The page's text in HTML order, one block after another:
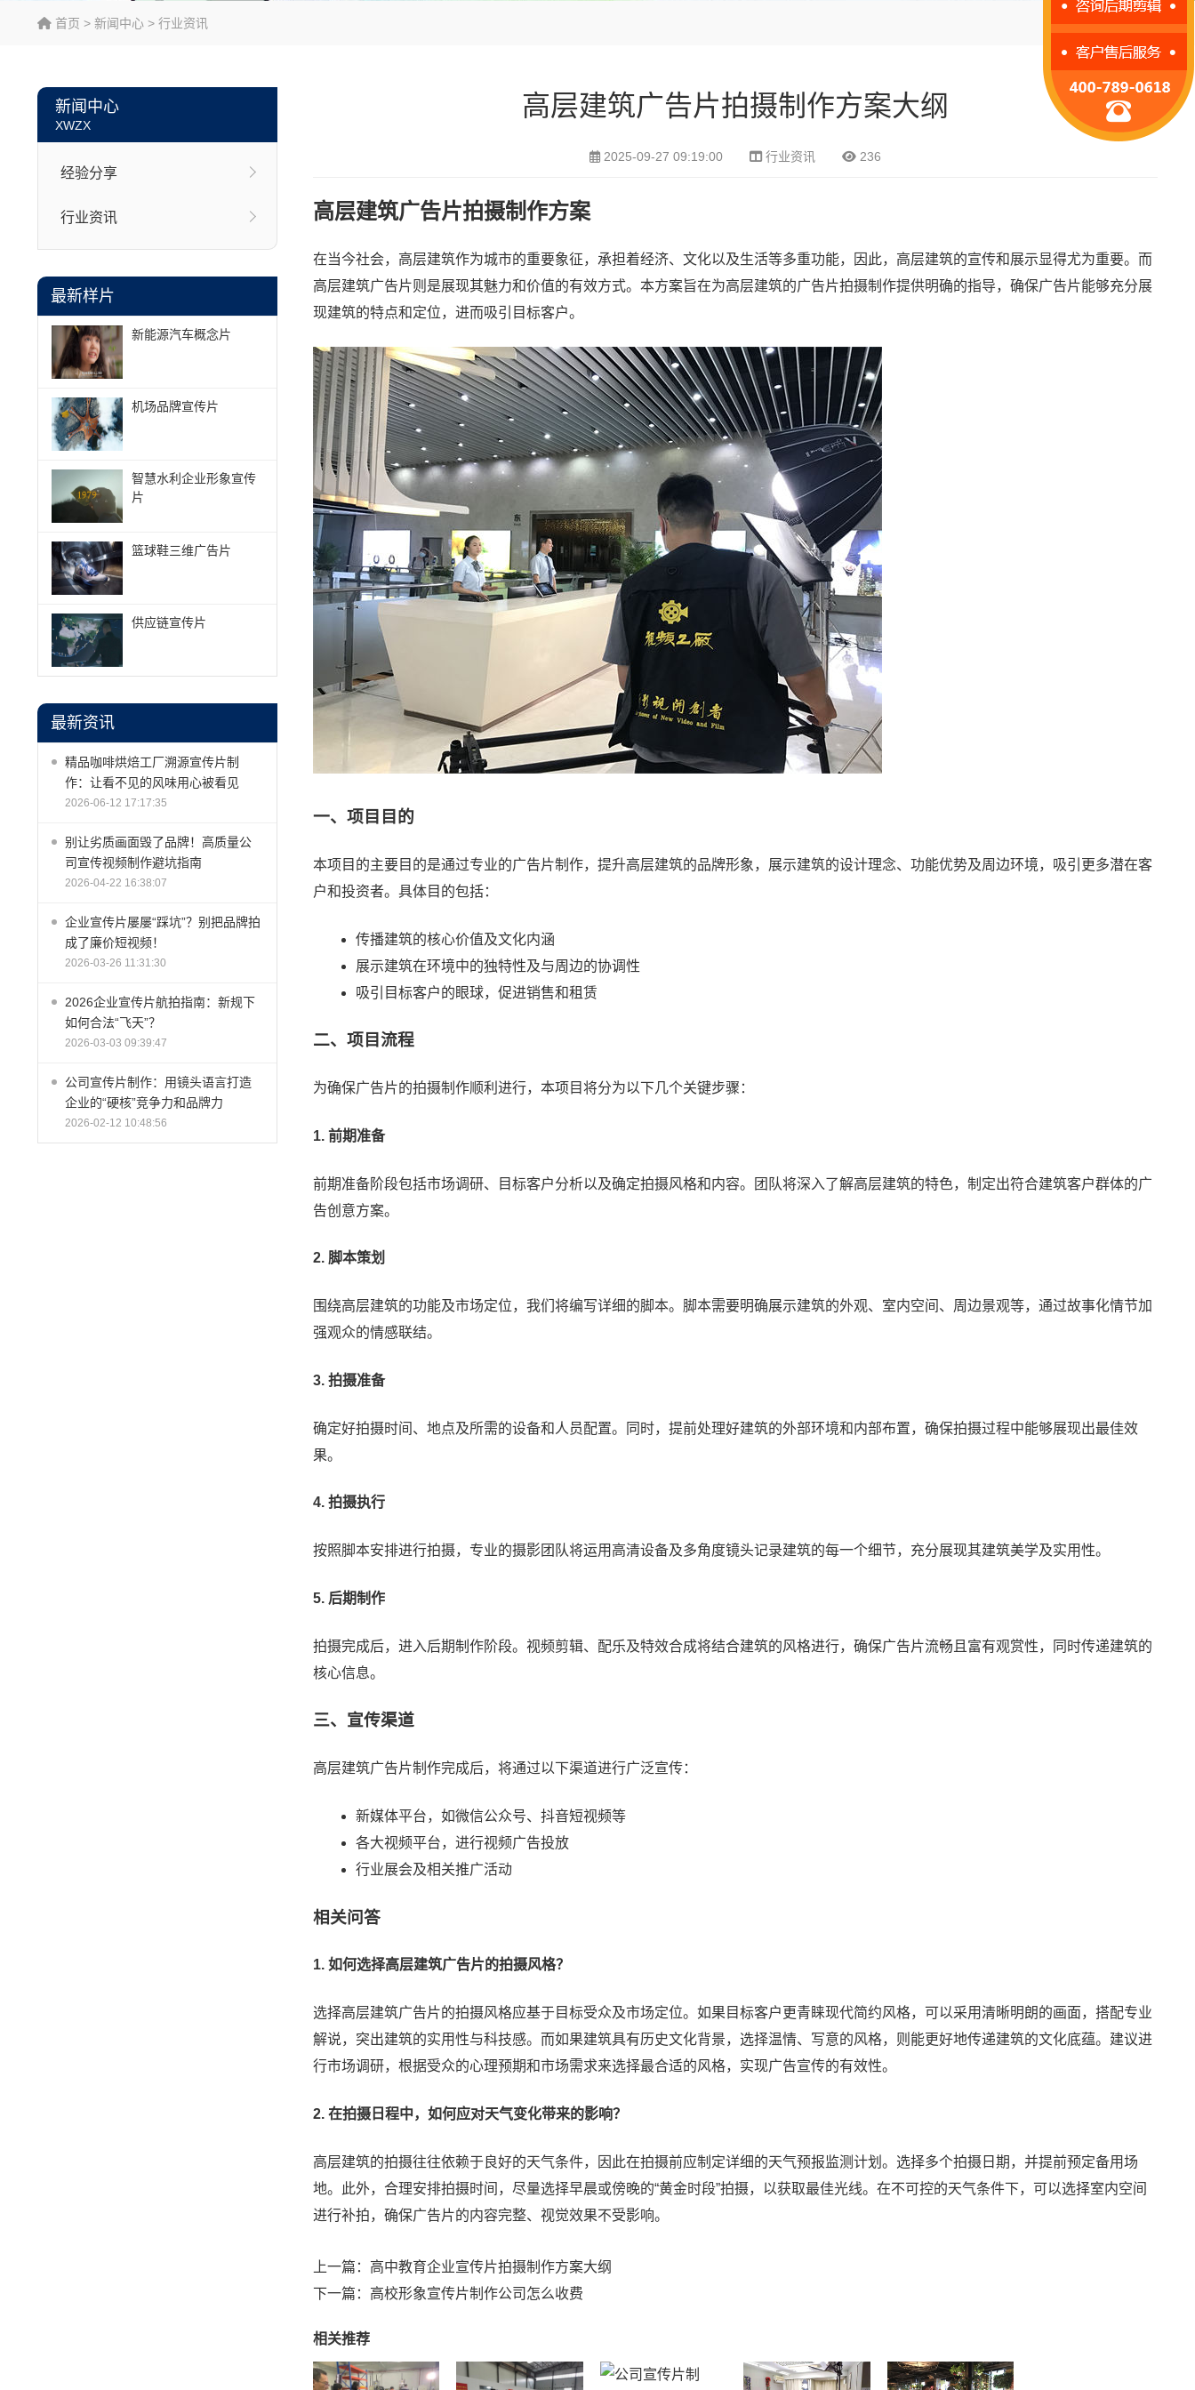
首页 > 新闻中心 > 行业资讯
新闻中心
XWZX
经验分享
行业资讯
最新样片
新能源汽车概念片
机场品牌宣传片
智慧水利企业形象宣传
片
篮球鞋三维广告片
供应链宣传片
最新资讯
精品咖啡烘焙工厂溯源宣传片制
作：让看不见的风味用心被看见
2026-06-12 17:17:35
别让劣质画面毁了品牌！高质量公
司宣传视频制作避坑指南
2026-04-22 16:38:07
企业宣传片屡屡“踩坑”？别把品牌拍
成了廉价短视频！
2026-03-26 11:31:30
2026企业宣传片航拍指南：新规下
如何合法“飞天”？
2026-03-03 09:39:47
公司宣传片制作：用镜头语言打造
企业的“硬核”竞争力和品牌力
2026-02-12 10:48:56
高层建筑广告片拍摄制作方案大纲
2025-09-27 09:19:00 行业资讯 236
高层建筑广告片拍摄制作方案
在当今社会，高层建筑作为城市的重要象征，承担着经济、文化以及生活等多重功能，因此，高层建筑的宣传和展示显得尤为重要。而
高层建筑广告片则是展现其魅力和价值的有效方式。本方案旨在为高层建筑的广告片拍摄制作提供明确的指导，确保广告片能够充分展
现建筑的特点和定位，进而吸引目标客户。
一、项目目的
本项目的主要目的是通过专业的广告片制作，提升高层建筑的品牌形象，展示建筑的设计理念、功能优势及周边环境，吸引更多潜在客
户和投资者。具体目的包括：
传播建筑的核心价值及文化内涵
展示建筑在环境中的独特性及与周边的协调性
吸引目标客户的眼球，促进销售和租赁
二、项目流程
为确保广告片的拍摄制作顺利进行，本项目将分为以下几个关键步骤：
1. 前期准备
前期准备阶段包括市场调研、目标客户分析以及确定拍摄风格和内容。团队将深入了解高层建筑的特色，制定出符合建筑客户群体的广
告创意方案。
2. 脚本策划
围绕高层建筑的功能及市场定位，我们将编写详细的脚本。脚本需要明确展示建筑的外观、室内空间、周边景观等，通过故事化情节加
强观众的情感联结。
3. 拍摄准备
确定好拍摄时间、地点及所需的设备和人员配置。同时，提前处理好建筑的外部环境和内部布置，确保拍摄过程中能够展现出最佳效
果。
4. 拍摄执行
按照脚本安排进行拍摄，专业的摄影团队将运用高清设备及多角度镜头记录建筑的每一个细节，充分展现其建筑美学及实用性。
5. 后期制作
拍摄完成后，进入后期制作阶段。视频剪辑、配乐及特效合成将结合建筑的风格进行，确保广告片流畅且富有观赏性，同时传递建筑的
核心信息。
三、宣传渠道
高层建筑广告片制作完成后，将通过以下渠道进行广泛宣传：
新媒体平台，如微信公众号、抖音短视频等
各大视频平台，进行视频广告投放
行业展会及相关推广活动
相关问答
1. 如何选择高层建筑广告片的拍摄风格？
选择高层建筑广告片的拍摄风格应基于目标受众及市场定位。如果目标客户更青睐现代简约风格，可以采用清晰明朗的画面，搭配专业
解说，突出建筑的实用性与科技感。而如果建筑具有历史文化背景，选择温情、写意的风格，则能更好地传递建筑的文化底蕴。建议进
行市场调研，根据受众的心理预期和市场需求来选择最合适的风格，实现广告宣传的有效性。
2. 在拍摄日程中，如何应对天气变化带来的影响？
高层建筑的拍摄往往依赖于良好的天气条件，因此在拍摄前应制定详细的天气预报监测计划。选择多个拍摄日期，并提前预定备用场
地。此外，合理安排拍摄时间，尽量选择早晨或傍晚的“黄金时段”拍摄，以获取最佳光线。在不可控的天气条件下，可以选择室内空间
进行补拍，确保广告片的内容完整、视觉效果不受影响。
上一篇： 高中教育企业宣传片拍摄制作方案大纲
下一篇： 高校形象宣传片制作公司怎么收费
相关推荐